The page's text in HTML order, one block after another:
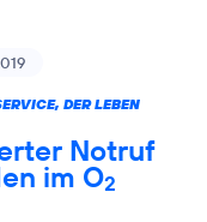
DER LEBEN
Notruf
im O2